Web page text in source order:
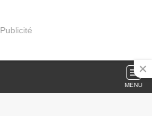
Publicité
MENU